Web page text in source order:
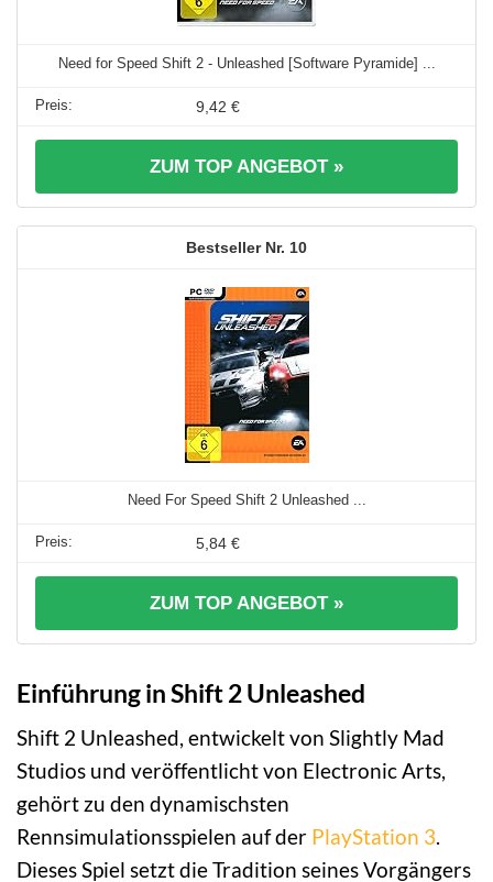
Need for Speed Shift 2 - Unleashed [Software Pyramide] ...
9,42 €
ZUM TOP ANGEBOT »
10
Need For Speed Shift 2 Unleashed ...
5,84 €
ZUM TOP ANGEBOT »
Einführung in Shift 2 Unleashed
Shift 2 Unleashed, entwickelt von Slightly Mad
Studios und veröffentlicht von Electronic Arts,
gehört zu den dynamischsten
Rennsimulationsspielen auf der PlayStation 3.
Dieses Spiel setzt die Tradition seines Vorgängers